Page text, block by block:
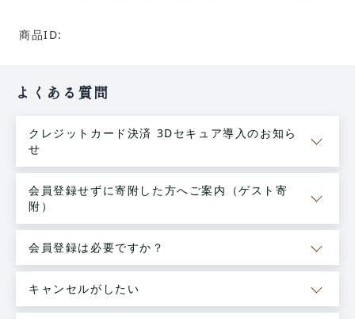
商品ID:
よくある質問
クレジットカード決済 3Dセキュア導入のお知ら
せ
会員登録せずに寄附した方へご案内（ゲスト寄
附）
会員登録は必要ですか？
キャンセルがしたい